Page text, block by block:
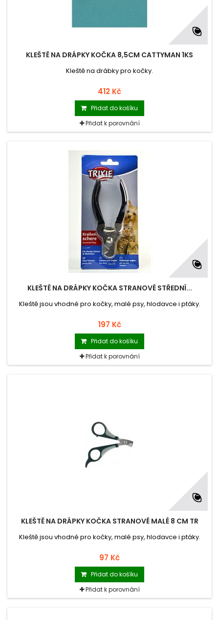
KLEŠTĚ NA DRÁPKY KOČKA 8,5CM CATTYMAN 1KS
Kleště na drábky pro kočky.
412 Kč
Přidat do košíku
Přidat k porovnání
KLEŠTĚ NA DRÁPKY KOČKA STRANOVÉ STŘEDNÍ...
Kleště jsou vhodné pro kočky, malé psy, hlodavce i ptáky.
197 Kč
Přidat do košíku
Přidat k porovnání
KLEŠTĚ NA DRÁPKY KOČKA STRANOVÉ MALÉ 8 CM TR
Kleště jsou vhodné pro kočky, malé psy, hlodavce i ptáky.
97 Kč
Přidat do košíku
Přidat k porovnání